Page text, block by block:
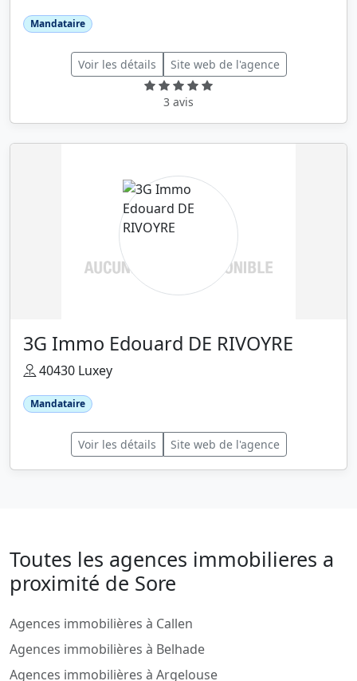
Mandataire
Voir les détails Site web de l'agence
3 avis
3G Immo Edouard DE RIVOYRE
40430 Luxey
Mandataire
Voir les détails Site web de l'agence
Toutes les agences immobilieres a
proximité de Sore
Agences immobilières à Callen
Agences immobilières à Belhade
Agences immobilières à Argelouse